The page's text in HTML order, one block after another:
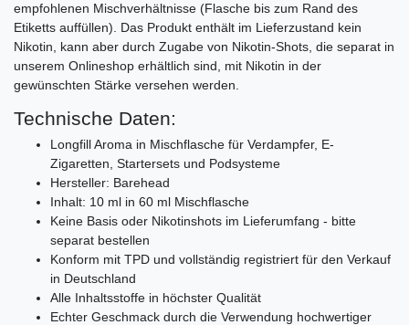
empfohlenen Mischverhältnisse (Flasche bis zum Rand des
Etiketts auffüllen). Das Produkt enthält im Lieferzustand kein
Nikotin, kann aber durch Zugabe von Nikotin-Shots, die separat in
unserem Onlineshop erhältlich sind, mit Nikotin in der
gewünschten Stärke versehen werden.
Technische Daten:
Longfill Aroma in Mischflasche für Verdampfer, E-
Zigaretten, Startersets und Podsysteme
Hersteller: Barehead
Inhalt: 10 ml in 60 ml Mischflasche
Keine Basis oder Nikotinshots im Lieferumfang - bitte
separat bestellen
Konform mit TPD und vollständig registriert für den Verkauf
in Deutschland
Alle Inhaltsstoffe in höchster Qualität
Echter Geschmack durch die Verwendung hochwertiger